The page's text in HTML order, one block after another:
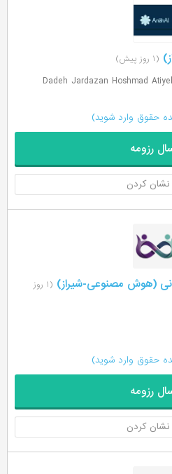
(۱ روز پیش)
حقوق وارد شوید)
رزومه
نشان کردن
(هوش مصنوعی-شیراز)
(۱ روز
حقوق وارد شوید)
رزومه
نشان کردن